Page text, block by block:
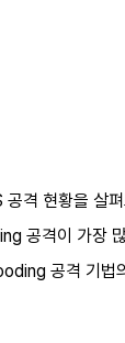
현황을 살
공격이 가장
공격 기법